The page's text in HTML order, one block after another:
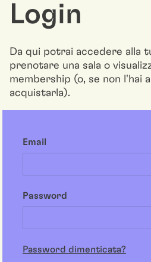
Login
Da qui potrai accedere alla
prenotare una sala o
membership (o, se non l'hai
acquistarla).
Email
Password
Password dimenticata?